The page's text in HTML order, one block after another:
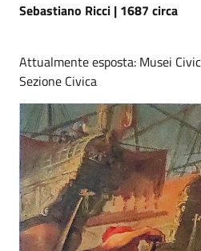
Sebastiano Ricci | 1687 circa
Attualmente esposta: Musei
Sezione Civica